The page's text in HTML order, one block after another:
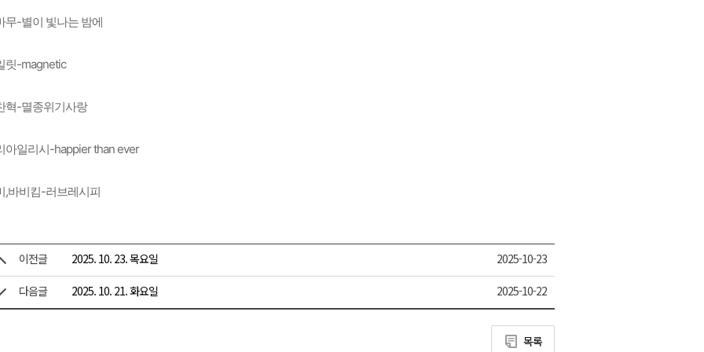
무-별이 빛나는 밤에
릿-magnetic
혁-멸종위기사랑
아일리시-happier than ever
,바비킴-러브레시피
이전글 2025. 10. 23. 목요일 2025-10-23
다음글 2025. 10. 21. 화요일 2025-10-22
목록